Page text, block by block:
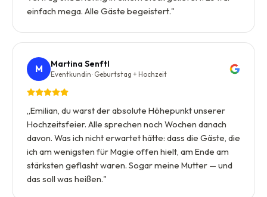
einfach mega. Alle Gäste begeistert."
M Martina Senftl
Eventkundin · Geburtstag + Hochzeit
„Emilian, du warst der absolute Höhepunkt unserer
Hochzeitsfeier. Alle sprechen noch Wochen danach
davon. Was ich nicht erwartet hätte: dass die Gäste, die
ich am wenigsten für Magie offen hielt, am Ende am
stärksten geflasht waren. Sogar meine Mutter — und
das soll was heißen."